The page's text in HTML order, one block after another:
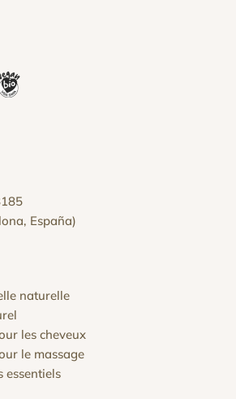
España)
naturelle
les cheveux
le massage
essentiels